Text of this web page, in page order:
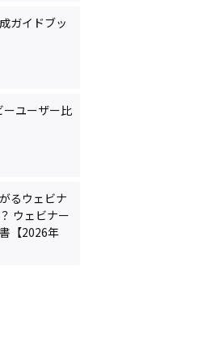
ガイドブッ
ーユーザー比
るウェビナ
ウェビナー
【2026年